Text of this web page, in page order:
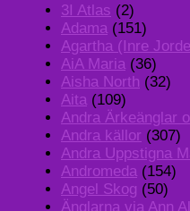
3I Atlas (2)
Adama (151)
Agartha (Inre
AiA Maria (36)
Aisha North (32)
Aita (109)
Andra Ärkeänglar
Andra källor (307)
Andra Uppstigna
Andromeda (154)
Angel Skog (50)
Änglarna via Ann